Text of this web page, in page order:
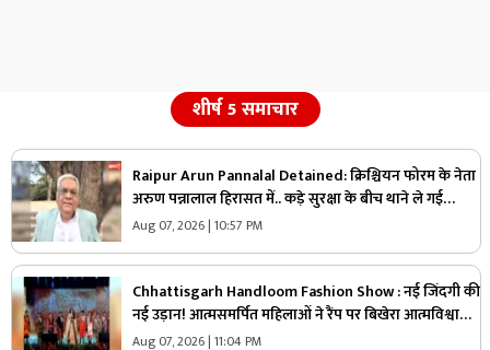
शीर्ष 5 समाचार
Raipur Arun Pannalal Detained: क्रिश्चियन फोरम के नेता
अरुण पन्नालाल हिरासत में.. कड़े सुरक्षा के बीच थाने ले गई
पुलिस, जानें क्या है आरोप
Aug 07, 2026 | 10:57 PM
Chhattisgarh Handloom Fashion Show : नई जिंदगी की
नई उड़ान! आत्मसमर्पित महिलाओं ने रैंप पर बिखेरा आत्मविश्वास,
तस्वीरें जीत लेंगी आपका दिल
Aug 07, 2026 | 11:04 PM